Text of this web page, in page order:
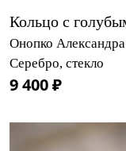
Кольцо с
Онопко Александра
Серебро, стекло
9 400 ₽